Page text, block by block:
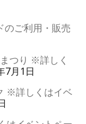
のご利用・販売
つり ※詳しく
7月1日
※詳しくはイベ